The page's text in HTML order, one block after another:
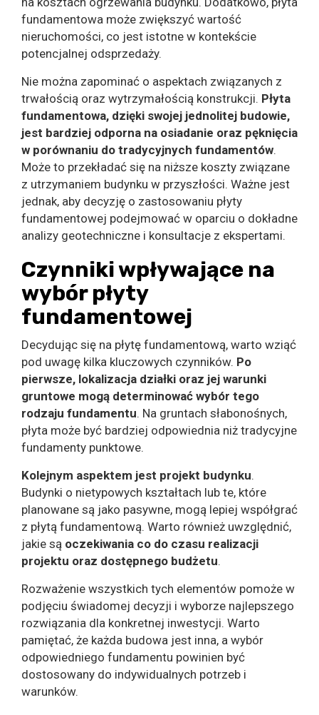
fundamentowa może zwiększyć wartość
nieruchomości, co jest istotne w kontekście
potencjalnej odsprzedaży.
Nie można zapominać o aspektach związanych z
trwałością oraz wytrzymałością konstrukcji. Płyta
fundamentowa, dzięki swojej jednolitej budowie,
jest bardziej odporna na osiadanie oraz pęknięcia
w porównaniu do tradycyjnych fundamentów.
Może to przekładać się na niższe koszty związane
z utrzymaniem budynku w przyszłości. Ważne jest
jednak, aby decyzję o zastosowaniu płyty
fundamentowej podejmować w oparciu o dokładne
analizy geotechniczne i konsultacje z ekspertami.
Czynniki wpływające na
wybór płyty
fundamentowej
Decydując się na płytę fundamentową, warto wziąć
pod uwagę kilka kluczowych czynników. Po
pierwsze, lokalizacja działki oraz jej warunki
gruntowe mogą determinować wybór tego
rodzaju fundamentu. Na gruntach słabonośnych,
płyta może być bardziej odpowiednia niż tradycyjne
fundamenty punktowe.
Kolejnym aspektem jest projekt budynku.
Budynki o nietypowych kształtach lub te, które
planowane są jako pasywne, mogą lepiej współgrać
z płytą fundamentową. Warto również uwzględnić,
jakie są oczekiwania co do czasu realizacji
projektu oraz dostępnego budżetu.
Rozważenie wszystkich tych elementów pomoże w
podjęciu świadomej decyzji i wyborze najlepszego
rozwiązania dla konkretnej inwestycji. Warto
pamiętać, że każda budowa jest inna, a wybór
odpowiedniego fundamentu powinien być
dostosowany do indywidualnych potrzeb i
warunków.